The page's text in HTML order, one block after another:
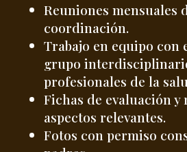
Reuniones mensuales
coordinación.
Trabajo en equipo con
grupo
profesionales de la
Fichas de evaluación
aspectos relevantes.
Fotos con permiso